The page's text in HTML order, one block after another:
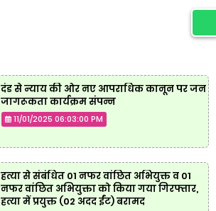
दंड से न्याय की ओर नए आपराधिक कानून पर जन
जागरूकता कार्यक्रम संपन्न
11/01/2025 06:03:00 PM
हत्या से संबंधित 01 नफर वांछित अभियुक्त व 01
नफर वांछित अभियुक्ता को किया गया गिरफ्तार,
हत्या में प्रयुक्त (02 अदद ईंट) बरामद